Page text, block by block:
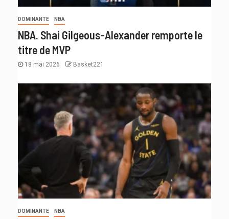
DOMINANTE NBA
NBA. Shai Gilgeous-Alexander remporte le
titre de MVP
18 mai 2026 Basket221
DOMINANTE NBA